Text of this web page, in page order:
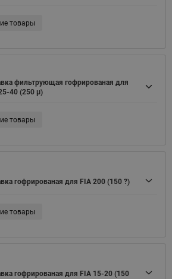
товары
фильтрующая гофрированая для
40 (250 μ)
товары
гофрированая для FIA 200 (150 ?)
товары
гофрированая для FIA 15-20 (150